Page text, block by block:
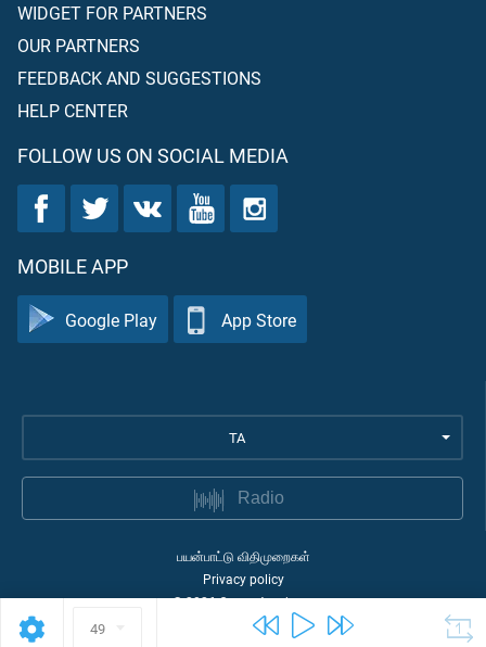
49
WIDGET FOR PARTNERS
OUR PARTNERS
FEEDBACK AND SUGGESTIONS
HELP CENTER
FOLLOW US ON SOCIAL MEDIA
MOBILE APP
Google Play App Store
TA
Radio
பயன்பாட்டு விதிமுறைகள்
Privacy policy
©2026Quran Academy